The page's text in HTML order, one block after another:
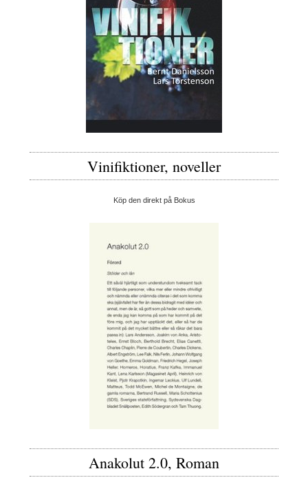
Vinifiktioner, noveller
Köp den direkt på Bokus
Anakolut 2.0, Roman